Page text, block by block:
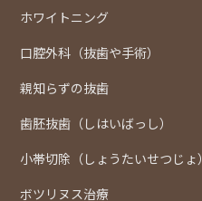
ホワイトニング
口腔外科（抜歯や手術）
親知らずの抜歯
歯胚抜歯（しはいばっし）
小帯切除（しょうたいせつじょ）
ボツリヌス治療